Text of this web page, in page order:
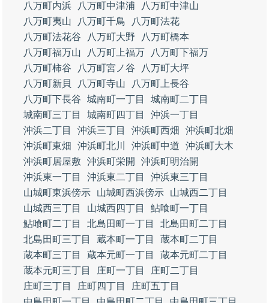
八万町内浜
八万町中津浦
八万町中津山
八万町夷山
八万町千鳥
八万町法花
八万町法花谷
八万町大野
八万町橋本
八万町福万山
八万町上福万
八万町下福万
八万町柿谷
八万町宮ノ谷
八万町大坪
八万町新貝
八万町寺山
八万町上長谷
八万町下長谷
城南町一丁目
城南町二丁目
城南町三丁目
城南町四丁目
沖浜一丁目
沖浜二丁目
沖浜三丁目 沖浜町西畑
沖浜町北畑
沖浜町東畑
沖浜町北川 沖浜町中道
沖浜町大木
沖浜町居屋敷
沖浜町栄開
沖浜町明治開
沖浜東一丁目
沖浜東二丁目
沖浜東三丁目
山城町東浜傍示
山城町西浜傍示
山城西二丁目
山城西三丁目
山城西四丁目
鮎喰町一丁目
鮎喰町二丁目
北島田町一丁目
北島田町二丁目
北島田町三丁目
蔵本町一丁目
蔵本町二丁目
蔵本町三丁目
蔵本元町一丁目
蔵本元町二丁目
蔵本元町三丁目
庄町一丁目
庄町二丁目
庄町三丁目
庄町四丁目
庄町五丁目